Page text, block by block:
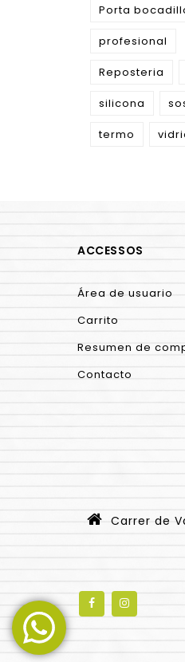
Porta
profesional
Reposteria
silicona
termo
ACCESSOS
Área de usuario
Carrito
Resumen de
Contacto
Carrer de